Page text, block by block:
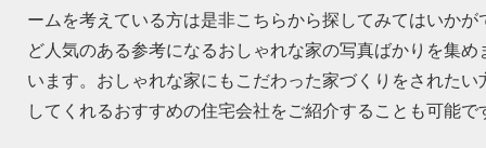
ームを考えている方は是非こちらから探してみてはいか
ど人気のある参考になるおしゃれな家の写真ばかりを集
います。おしゃれな家にもこだわった家づくりをされた
してくれるおすすめの住宅会社をご紹介することも可能で